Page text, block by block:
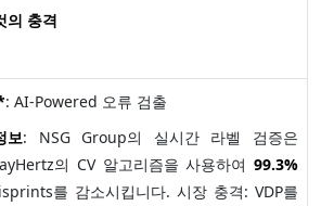
의 충격
: AI-Powered 오류 검출
보: NSG Group의 실시간 라벨 검증은
의 CV 알고리즘을 사용하여 99.3%
를 감소시킵니다. 시장 충격: VDP를